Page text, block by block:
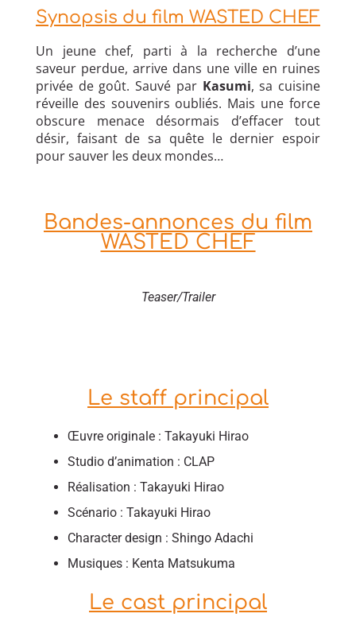
Synopsis du film WASTED CHEF
Un jeune chef, parti à la recherche d’une
saveur perdue, arrive dans une ville en ruines
privée de goût. Sauvé par Kasumi, sa cuisine
réveille des souvenirs oubliés. Mais une force
obscure menace désormais d’effacer tout
désir, faisant de sa quête le dernier espoir
pour sauver les deux mondes…
Bandes-annonces du film
WASTED CHEF
Teaser/Trailer
Le staff principal
Œuvre originale : Takayuki Hirao
Studio d’animation : CLAP
Réalisation : Takayuki Hirao
Scénario : Takayuki Hirao
Character design : Shingo Adachi
Musiques : Kenta Matsukuma
Le cast principal